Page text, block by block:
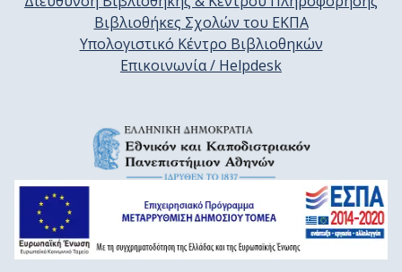
Βιβλιοθήκες Σχολών του ΕΚΠΑ
Υπολογιστικό Κέντρο Βιβλιοθηκών
Επικοινωνία / Helpdesk